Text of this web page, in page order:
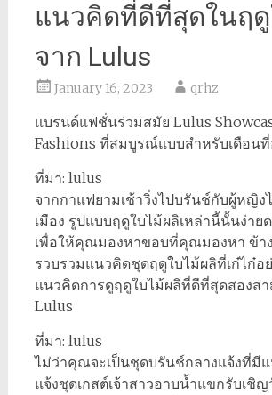
แนวคิดที่ดีที่สุดในฤดู
จาก Lulus
January 16, 2023 qrhz
แบรนด์แฟชั่นร่วมสมัย Lulus
Fashions ที่สมบูรณ์แบบสำหรับเดือน
ที่มา: lulus
จากกาแฟยามเช้าวิ่งไปบรันช์กับผู้หญิ
เมือง รูปแบบฤดูใบไม้ผลิเหล่านี้นั้นง่าย
เพื่อให้คุณมองหาขอบที่คุณมองหา ข้า
รวบรวมแนวคิดชุดฤดูใบไม้ผลิที่เก๋ไก๋อ
แนวคิดการดูฤดูใบไม้ผลิที่ดีที่สุดสองส
Lulus
ที่มา: lulus
ไม่ว่าคุณจะเป็นชุดบรันช์กลางแจ้งที่มี
แจ้งชุดเกสต์เจ้าสาวอาบน้ำแขกรับเชิ